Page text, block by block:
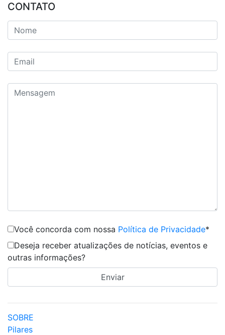
CONTATO
Você concorda com nossa Política de Privacidade*
Deseja receber atualizações de notícias, eventos e
outras informações?
SOBRE
Pilares